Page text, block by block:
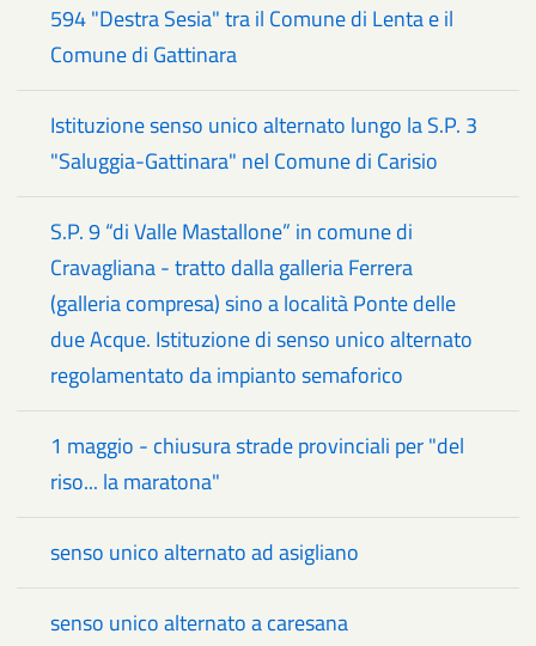
594 "Destra Sesia" tra il Comune di Lenta e il
Comune di Gattinara
Istituzione senso unico alternato lungo la S.P. 3
"Saluggia-Gattinara" nel Comune di Carisio
S.P. 9 “di Valle Mastallone” in comune di
Cravagliana - tratto dalla galleria Ferrera
(galleria compresa) sino a località Ponte delle
due Acque. Istituzione di senso unico alternato
regolamentato da impianto semaforico
1 maggio - chiusura strade provinciali per "del
riso... la maratona"
senso unico alternato ad asigliano
senso unico alternato a caresana